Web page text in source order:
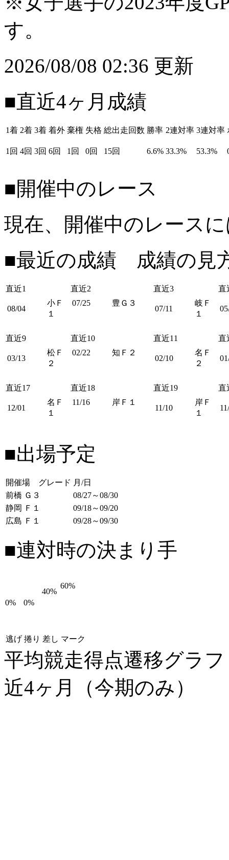
す。
2026/08/08 02:36 更新
■直近4ヶ月成績
1着 2着 3着 着外 棄権 失格 総出走回数 勝率 2連対率 3連対率
1回 4回 3回 6回 1回 0回 15回 6.6% 33.3% 53.3%
■開催中のレース
現在、開催中のレース
■最近の成績 成績の見
直近1 直近2 直近3 直
08/04
小Ｆ
１
07/25 豊Ｇ３
07/11
岐Ｆ
１
直近9 直近10 直近11 直
03/13
松Ｆ
２
02/22 知Ｆ２
02/10
名Ｆ
２
直近17 直近18 直近19 直
12/01
名Ｆ
１
11/16 岸Ｆ１
11/10
岸Ｆ
１
■出場予定
開催場 グレード 月/日
前橋 Ｇ３
08/27～08/30
静岡 Ｆ１
09/18～09/20
広島 Ｆ１
09/28～09/30
■連対時の決まり手
0% 0%
40%
60%
逃げ 捲り 差し マーク
平均競走得点遷移グラ
近4ヶ月（今期のみ）